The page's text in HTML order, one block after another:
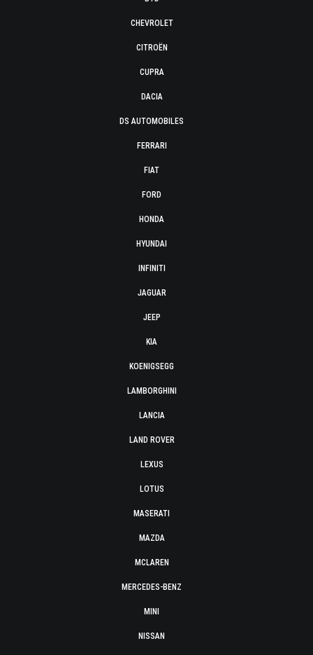
CHEVROLET
CITROËN
CUPRA
DACIA
DS AUTOMOBILES
FERRARI
FIAT
FORD
HONDA
HYUNDAI
INFINITI
JAGUAR
JEEP
KIA
KOENIGSEGG
LAMBORGHINI
LANCIA
LAND ROVER
LEXUS
LOTUS
MASERATI
MAZDA
MCLAREN
MERCEDES-BENZ
MINI
NISSAN